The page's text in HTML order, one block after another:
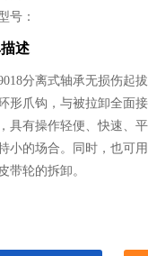
号：
述
分离式轴承无损伤起
形爪钩，与被拉卸全面
具有操作轻便、快速、
小的场合。同时，也可
带轮的拆卸。